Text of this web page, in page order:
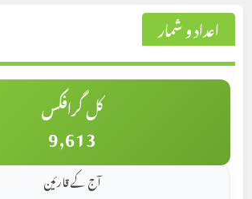
اعداد و شمار
کل گرافکس
9,613
آج کے قارئین